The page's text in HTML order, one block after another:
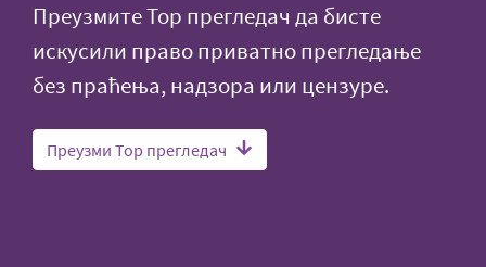
Преузмите Тор прегледач да бисте
искусили право приватно прегледање
без праћења, надзора или цензуре.
Преузми Тор прегледач